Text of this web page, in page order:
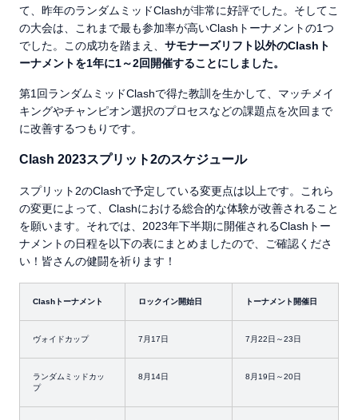
て、昨年のランダムミッドClashが非常に好評でした。そしてこ
の大会は、これまで最も参加率が高いClashトーナメントの1つ
でした。この成功を踏まえ、 サモナーズリフト以外のClash ト
ーナメントを1年に1～2回開催することにしました。
第1回ランダムミッドClashで得た教訓を生かして、マッチメイ
キングやチャンピオン選択のプロセスなどの課題点を次回まで
に改善するつもりです。
Clash 2023スプリット2のスケジュール
スプリット2のClashで予定している変更点は以上です。これら
の変更によって、Clashにおける総合的な体験が改善されること
を願います。それでは、2023年下半期に開催されるClashトー
ナメントの日程を以下の表にまとめましたので、ご確認くださ
い！皆さんの健闘を祈ります！
Clash トーナメント ロックイン開始日 トーナメント開催日
ヴォイドカップ 7月17日 7月22日～23日
ランダムミッドカッ
プ
8月14日 8月19日～20日